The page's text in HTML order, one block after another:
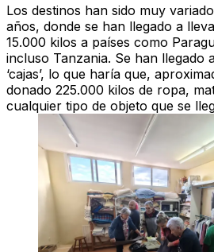
Los destinos han sido muy
años, donde se han llegado a
15.000 kilos a países como
incluso Tanzania. Se han llegado
‘cajas’, lo que haría que,
donado 225.000 kilos de ropa,
cualquier tipo de objeto que se